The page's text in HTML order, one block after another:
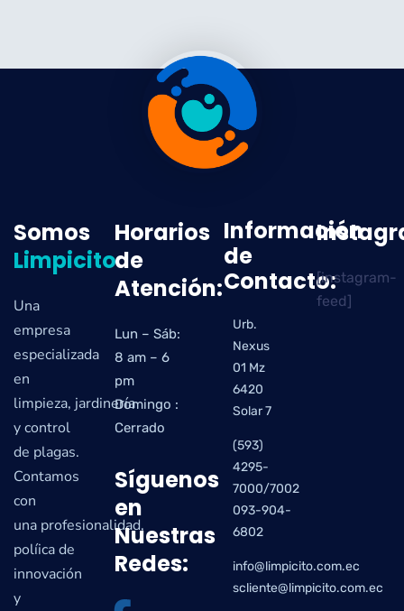
Somos
Limpicito
Una
empresa
especializada
en
limpieza, jardinería
y control
de plagas.
Contamos
con
una profesionalidad,
políica de
innovación
y
Horarios
de
Atención:
Lun – Sáb:
8 am – 6
pm
Domingo :
Cerrado
Síguenos
en
Nuestras
Redes:
Información
de
Contacto:
Urb.
Nexus
01 Mz
6420
Solar 7
(593)
4295-
7000/7002
093-904-
6802
info@limpicito.com.ec
scliente@limpicito.com.ec
[instagram-
feed]